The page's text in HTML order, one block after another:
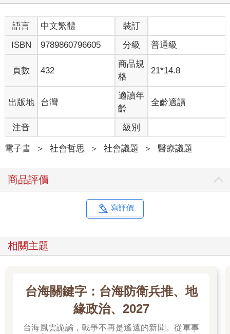
語言 中文繁體
裝訂
ISBN
9789860796605 分級 普通級
頁數 432
商品規
格
21*14.8
出版地 台灣
適讀年
齡
全齡適讀
注音 級別
電子書 ＞ 社會哲思 ＞ 社會議題 ＞ 醫療議題
商品評價
寫評價
相關主題
台海關鍵字：台海防衛兵推、地
緣政治、2027
台海風雲詭譎，戰爭不再是遙遠的新聞。從軍事